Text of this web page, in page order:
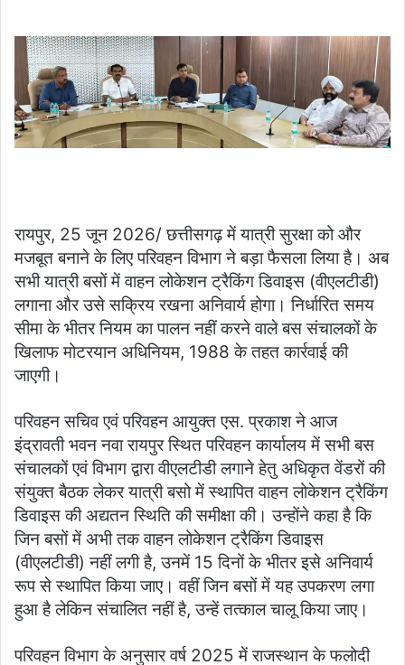
रायपुर, 25 जून 2026/ छत्तीसगढ़ में यात्री सुरक्षा को और
मजबूत बनाने के लिए परिवहन विभाग ने बड़ा फैसला लिया है। अब
सभी यात्री बसों में वाहन लोकेशन ट्रैकिंग डिवाइस (वीएलटीडी)
लगाना और उसे सक्रिय रखना अनिवार्य होगा। निर्धारित समय
सीमा के भीतर नियम का पालन नहीं करने वाले बस संचालकों के
खिलाफ मोटरयान अधिनियम, 1988 के तहत कार्रवाई की
जाएगी।
परिवहन सचिव एवं परिवहन आयुक्त एस. प्रकाश ने आज
इंद्रावती भवन नवा रायपुर स्थित परिवहन कार्यालय में सभी बस
संचालकों एवं विभाग द्वारा वीएलटीडी लगाने हेतु अधिकृत वेंडरों की
संयुक्त बैठक लेकर यात्री बसो में स्थापित वाहन लोकेशन ट्रैकिंग
डिवाइस की अद्यतन स्थिति की समीक्षा की। उन्होंने कहा है कि
जिन बसों में अभी तक वाहन लोकेशन ट्रैकिंग डिवाइस
(वीएलटीडी) नहीं लगी है, उनमें 15 दिनों के भीतर इसे अनिवार्य
रूप से स्थापित किया जाए। वहीं जिन बसों में यह उपकरण लगा
हुआ है लेकिन संचालित नहीं है, उन्हें तत्काल चालू किया जाए।
परिवहन विभाग के अनुसार वर्ष 2025 में राजस्थान के फलोदी